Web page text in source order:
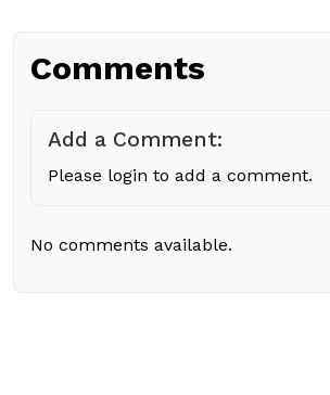
Comments
Add a Comment:
Please login to add a comment.
No comments available.